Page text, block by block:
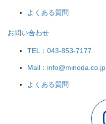
よくある質問
お問い合わせ
TEL：043-853-7177
Mail：info@minoda.co.jp
よくある質問